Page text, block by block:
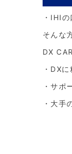
・IHI
そんな
DX
・DX
・サポ
・大手